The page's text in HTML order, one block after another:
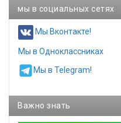
мы в социальных сетях
Мы Вконтакте!
Мы в Одноклассниках
Мы в Telegram!
Важно знать